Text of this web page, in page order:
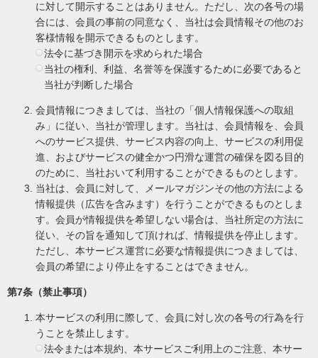
に対して開示することはありません。ただし、次の各号の場
合には、会員の事前の同意なく、当社は会員情報その他のお
客様情報を開示できるものとします。
法令に基づき開示を求められた場合
当社の権利、利益、名誉等を保護するために必要であると
当社が判断した場合
会員情報につきましては、当社の「個人情報保護への取組
み」に従い、当社が管理します。当社は、会員情報を、会員
へのサービス提供、サービス内容の向上、サービスの利用促
進、およびサービスの健全かつ円滑な運営の確保を図る目的
のために、当社おいて利用することができるものとします。
当社は、会員に対して、メールマガジンその他の方法による
情報提供（広告を含みます）を行うことができるものとしま
す。会員が情報提供を希望しない場合は、当社所定の方法に
従い、その旨を通知して頂ければ、情報提供を停止します。
ただし、本サービス運営に必要な情報提供につきましては、
会員の希望により停止をすることはできません。
第7条（禁止事項）
本サービスの利用に際して、会員に対し次の各号の行為を行
うことを禁止します。
法令または本規約、本サービスご利用上のご注意、本サー